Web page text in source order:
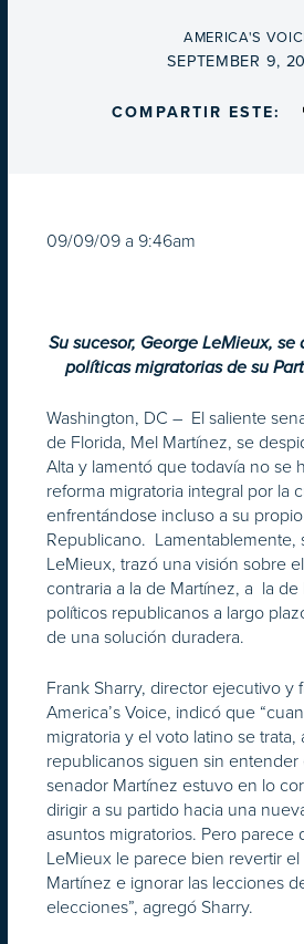
BY
AMERICA'S
ON
SEPTEMBER 9,
COMPARTIR ESTE:
09/09/09 a 9:46am
Su sucesor, George LeMieux,
políticas migratorias de su
Washington, DC – El saliente
de Florida, Mel Martínez, se
Alta y lamentó que todavía no se
reforma migratoria integral por la
enfrentándose incluso a su
Republicano. Lamentablemente,
LeMieux, trazó una visión sobre
contraria a la de Martínez, a la
políticos republicanos a largo
de una solución duradera.
Frank Sharry, director ejecutivo y
America’s Voice, indicó que
migratoria y el voto latino se trata,
republicanos siguen sin entender
senador Martínez estuvo en lo
dirigir a su partido hacia una
asuntos migratorios. Pero parece
LeMieux le parece bien revertir
Martínez e ignorar las lecciones
elecciones”, agregó Sharry.